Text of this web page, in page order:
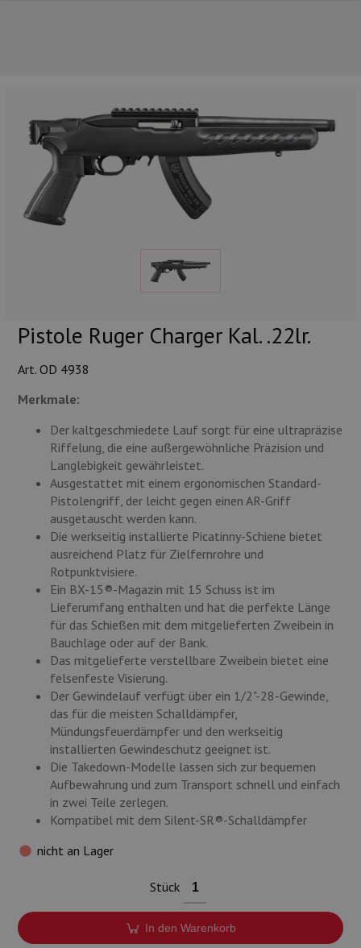
Pistole Ruger Charger Kal. .22lr.
Art. OD 4938
Merkmale:
Der kaltgeschmiedete Lauf sorgt für eine ultrapräzise
Riffelung, die eine außergewöhnliche Präzision und
Langlebigkeit gewährleistet.
Ausgestattet mit einem ergonomischen Standard-
Pistolengriff, der leicht gegen einen AR-Griff
ausgetauscht werden kann.
Die werkseitig installierte Picatinny-Schiene bietet
ausreichend Platz für Zielfernrohre und
Rotpunktvisiere.
Ein BX-15®-Magazin mit 15 Schuss ist im
Lieferumfang enthalten und hat die perfekte Länge
für das Schießen mit dem mitgelieferten Zweibein in
Bauchlage oder auf der Bank.
Das mitgelieferte verstellbare Zweibein bietet eine
felsenfeste Visierung.
Der Gewindelauf verfügt über ein 1/2"-28-Gewinde,
das für die meisten Schalldämpfer,
Mündungsfeuerdämpfer und den werkseitig
installierten Gewindeschutz geeignet ist.
Die Takedown-Modelle lassen sich zur bequemen
Aufbewahrung und zum Transport schnell und einfach
in zwei Teile zerlegen.
Kompatibel mit dem Silent-SR®-Schalldämpfer
nicht an Lager
Stück
In den Warenkorb
UNSERE TOP-MARKEN
UNSERE TOP-KATEGORIEN
Munition
Lampen und Zubehör